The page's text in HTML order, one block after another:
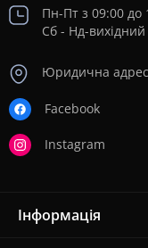
Пн-Пт з 09:00 до
Сб - Нд-вихідний
Юридична
Facebook
Instagram
Інформація